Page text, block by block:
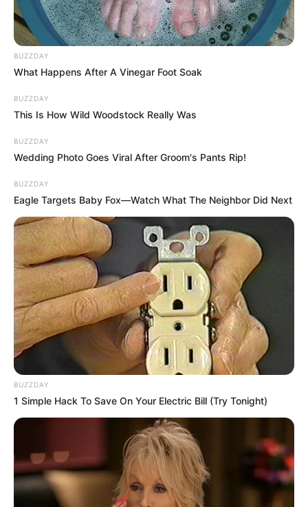
Auguste Armand, aux côtés de Coline (Talina
Boyaci) et Ferdinand (Simon Dartois)… Un
exploit pour celle qui ne s’est jamais vraiment
aventurée derrière les fourneaux !
BUZZDAY
What Happens After A Vinegar Foot Soak
BUZZDAY
This Is How Wild Woodstock Really Was
BUZZDAY
Wedding Photo Goes Viral After Groom's Pants Rip!
BUZZDAY
Eagle Targets Baby Fox—Watch What The Neighbor Did Next
BUZZDAY
1 Simple Hack To Save On Your Electric Bill (Try Tonight)